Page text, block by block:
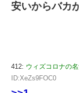
安いからバカ
412: ウィズコロナの
ID:XeZs9FOC0